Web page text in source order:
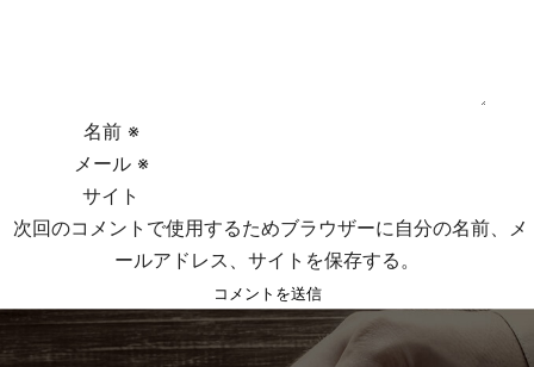
名前 ※
メール ※
サイト
次回のコメントで使用するためブラウザーに自分の名前、メ
ールアドレス、サイトを保存する。